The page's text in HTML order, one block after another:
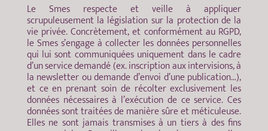
Le Smes respecte et veille à appliquer
scrupuleusement la législation sur la protection de la
vie privée. Concrètement, et conformément au RGPD,
le Smes s’engage à collecter les données personnelles
qui lui sont communiquées uniquement dans le cadre
d’un service demandé (ex. inscription aux intervisions, à
la newsletter ou demande d’envoi d’une publication…),
et ce en prenant soin de récolter exclusivement les
données nécessaires à l’exécution de ce service. Ces
données sont traitées de manière sûre et méticuleuse.
Elles ne sont jamais transmises à un tiers à des fins